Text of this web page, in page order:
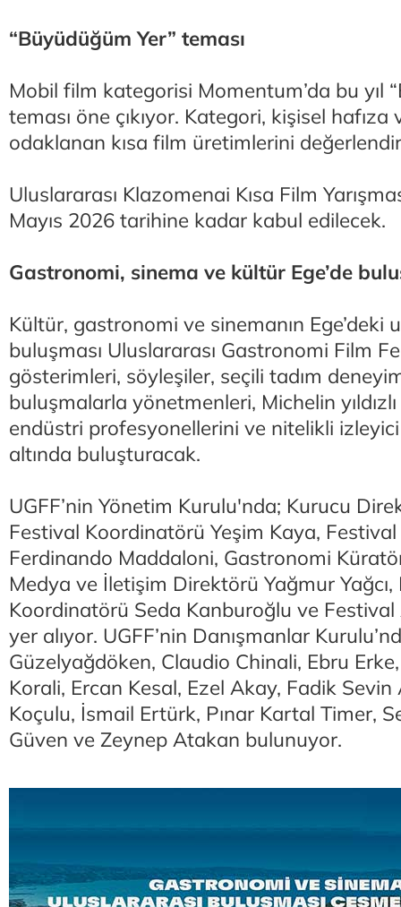
“Büyüdüğüm Yer” teması
Mobil film kategorisi Momentum’da bu yıl
teması öne çıkıyor. Kategori, kişisel
odaklanan kısa film üretimlerini
Uluslararası Klazomenai Kısa Film
Mayıs 2026 tarihine kadar kabul edilecek.
Gastronomi, sinema ve kültür Ege’de
Kültür, gastronomi ve sinemanın Ege’deki
buluşması Uluslararası Gastronomi Film
gösterimleri, söyleşiler, seçili tadım
buluşmalarla yönetmenleri, Michelin yıldızlı
endüstri profesyonellerini ve nitelikli izleyici
altında buluşturacak.
UGFF’nin Yönetim Kurulu'nda; Kurucu
Festival Koordinatörü Yeşim Kaya,
Ferdinando Maddaloni, Gastronomi
Medya ve İletişim Direktörü Yağmur
Koordinatörü Seda Kanburoğlu ve Festival
yer alıyor. UGFF’nin Danışmanlar
Güzelyağdöken, Claudio Chinali, Ebru
Korali, Ercan Kesal, Ezel Akay, Fadik
Koçulu, İsmail Ertürk, Pınar Kartal Timer,
Güven ve Zeynep Atakan bulunuyor.